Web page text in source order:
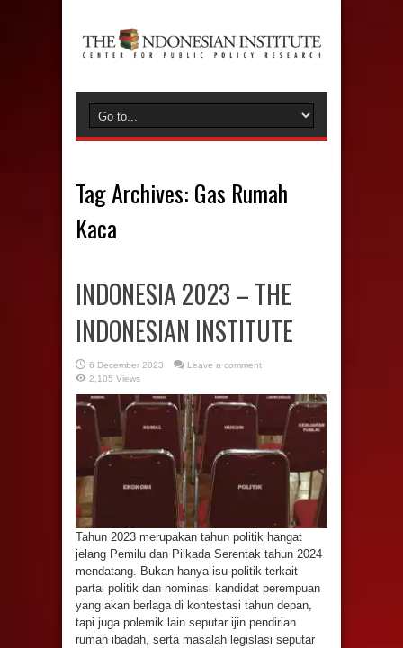
Tag Archives: Gas Rumah
Kaca
INDONESIA 2023 – THE
INDONESIAN INSTITUTE
6 December 2023
Leave a comment
2,105 Views
Tahun 2023 merupakan tahun politik hangat
jelang Pemilu dan Pilkada Serentak tahun 2024
mendatang. Bukan hanya isu politik terkait
partai politik dan nominasi kandidat perempuan
yang akan berlaga di kontestasi tahun depan,
tapi juga polemik lain seputar ijin pendirian
rumah ibadah, serta masalah legislasi seputar